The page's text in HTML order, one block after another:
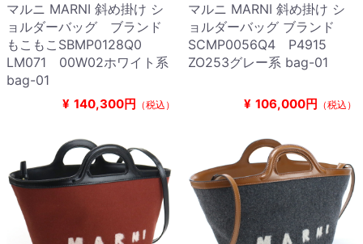
マルニ MARNI 斜め掛け シ
ョルダーバッグ ブランド
もこもこSBMP0128Q0
LM071 00W02ホワイト系
bag-01
¥ 140,300円 （税込）
マルニ MARNI 斜め掛け シ
ョルダーバッグ ブランド
SCMP0056Q4 P4915
ZO253グレー系 bag-01
¥ 106,000円 （税込）